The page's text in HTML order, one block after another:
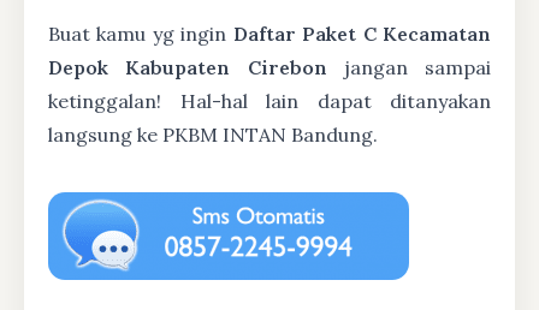
Buat kamu yg ingin Daftar Paket C Kecamatan
Depok Kabupaten Cirebon jangan sampai
ketinggalan! Hal-hal lain dapat ditanyakan
langsung ke PKBM INTAN Bandung.